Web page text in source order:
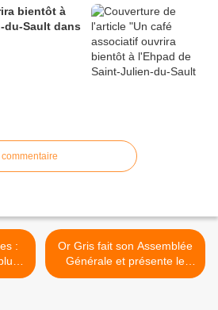
bientôt à
du-Sault dans
Or Gris fait son Assemblée
Générale et présente le
dossier "Seniors actifs" de